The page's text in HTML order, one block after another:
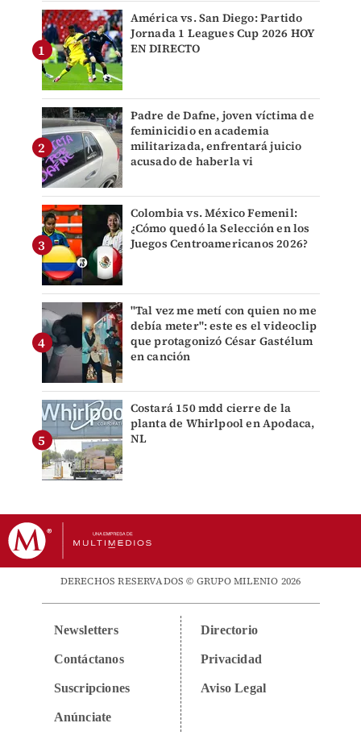
América vs. San Diego: Partido
Jornada 1 Leagues Cup 2026 HOY
EN DIRECTO
Padre de Dafne, joven víctima de
feminicidio en academia
militarizada, enfrentará juicio
acusado de haberla vi
Colombia vs. México Femenil:
¿Cómo quedó la Selección en los
Juegos Centroamericanos 2026?
"Tal vez me metí con quien no me
debía meter": este es el videoclip
que protagonizó César Gastélum
en canción
Costará 150 mdd cierre de la
planta de Whirlpool en Apodaca,
NL
DERECHOS RESERVADOS © GRUPO MILENIO 2026
Newsletters
Contáctanos
Suscripciones
Anúnciate
Directorio
Privacidad
Aviso Legal